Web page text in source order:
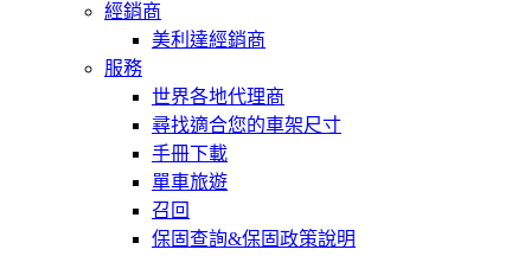
經銷商
美利達經銷商
服務
世界各地代理商
尋找適合您的車架尺寸
手冊下載
單車旅遊
召回
保固查詢&保固政策說明